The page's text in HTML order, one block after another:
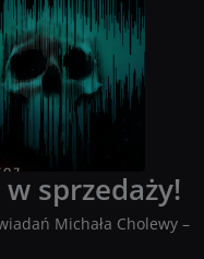
sprzedaży!
Michała Cholewy –